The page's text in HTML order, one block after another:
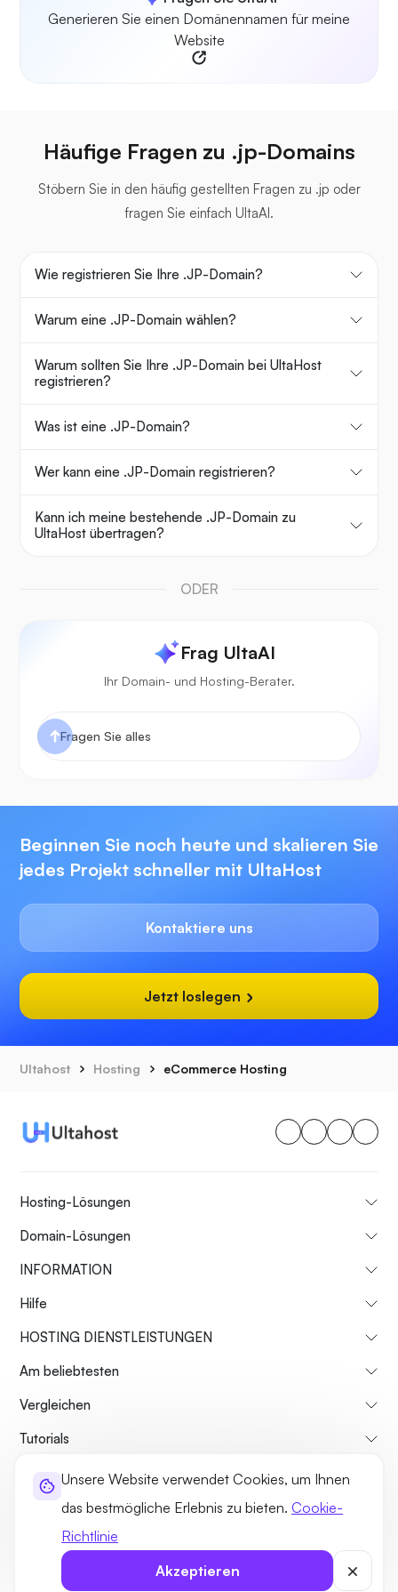
Unsere Website verwendet Cookies, um Ihnen
das bestmögliche Erlebnis zu bieten. Cookie-
Richtlinie
Akzeptieren
Generieren Sie einen Domänennamen für meine
Website
Häufige Fragen zu .jp-Domains
Stöbern Sie in den häufig gestellten Fragen zu .jp oder
fragen Sie einfach UltaAI.
Wie registrieren Sie Ihre .JP-Domain?
Warum eine .JP-Domain wählen?
Warum sollten Sie Ihre .JP-Domain bei UltaHost
registrieren?
Was ist eine .JP-Domain?
Wer kann eine .JP-Domain registrieren?
Kann ich meine bestehende .JP-Domain zu
UltaHost übertragen?
ODER
Frag UltaAI
Ihr Domain- und Hosting-Berater.
Beginnen Sie noch heute und skalieren Sie
jedes Projekt schneller mit UltaHost
Kontaktiere uns
Jetzt loslegen
Ultahost Hosting eCommerce Hosting
Hosting-Lösungen
Domain-Lösungen
INFORMATION
Hilfe
HOSTING DIENSTLEISTUNGEN
Am beliebtesten
Vergleichen
Tutorials
Über uns
Datenschutz-BestimmungenRechtlichesSeitenverzeichnis
©2026 UltaHost - Alle Rechte vorbehalten